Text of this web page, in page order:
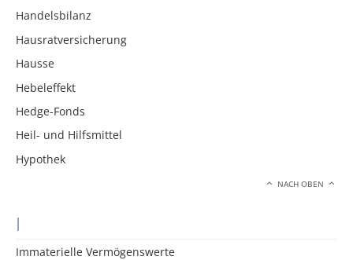
Handelsbilanz
Hausratversicherung
Hausse
Hebeleffekt
Hedge-Fonds
Heil- und Hilfsmittel
Hypothek
NACH OBEN
I
Immaterielle Vermögenswerte